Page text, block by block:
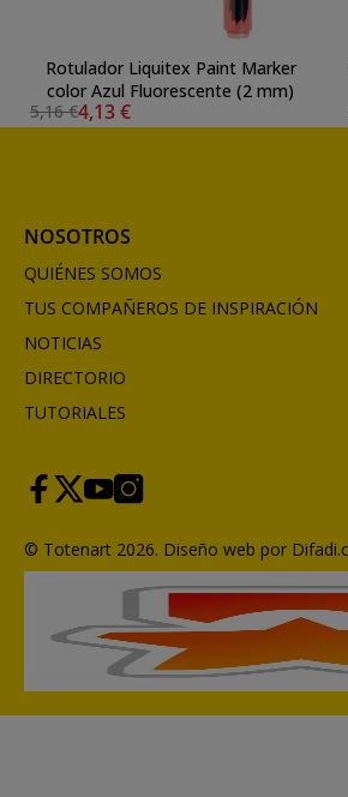
Rotulador Liquitex Paint Marker
color Azul Fluorescente (2 mm)
5,16 €4,13 €
NOSOTROS
QUIÉNES SOMOS
TUS COMPAÑEROS DE INSPIRACIÓN
NOTICIAS
DIRECTORIO
TUTORIALES
© Totenart 2026. Diseño web por